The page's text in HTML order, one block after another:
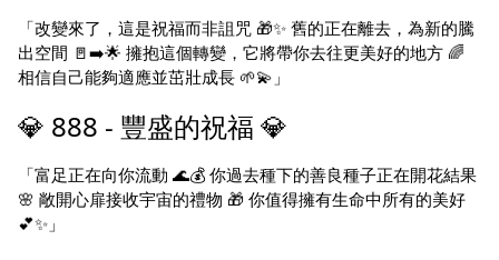
「改變來了，這是祝福而非詛咒 🎁✨ 舊的正在離去，為新的騰
出空間 🚪➡️🌟 擁抱這個轉變，它將帶你去往更美好的地方 🌈
相信自己能夠適應並茁壯成長 🌱💫」
💎 888 - 豐盛的祝福 💎
「富足正在向你流動 🌊💰 你過去種下的善良種子正在開花結果
🌸 敞開心扉接收宇宙的禮物 🎁 你值得擁有生命中所有的美好
💕✨」